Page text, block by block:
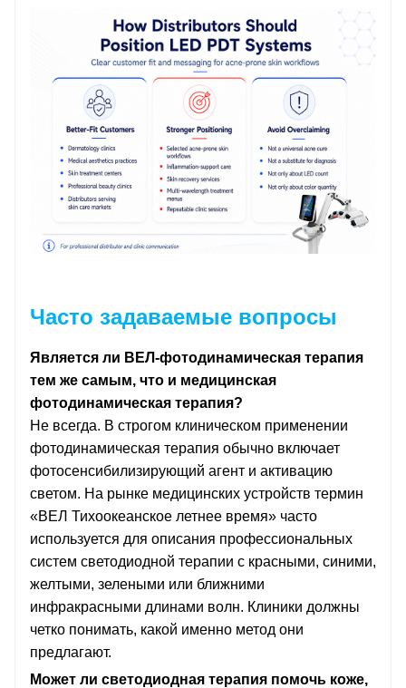
Часто задаваемые вопросы
Является ли ВЕЛ-фотодинамическая терапия
тем же самым, что и медицинская
фотодинамическая терапия?
Не всегда. В строгом клиническом применении
фотодинамическая терапия обычно включает
фотосенсибилизирующий агент и активацию
светом. На рынке медицинских устройств термин
«ВЕЛ Тихоокеанское летнее время» часто
используется для описания профессиональных
систем светодиодной терапии с красными, синими,
желтыми, зелеными или ближними
инфракрасными длинами волн. Клиники должны
четко понимать, какой именно метод они
предлагают.
Может ли светодиодная терапия помочь коже,